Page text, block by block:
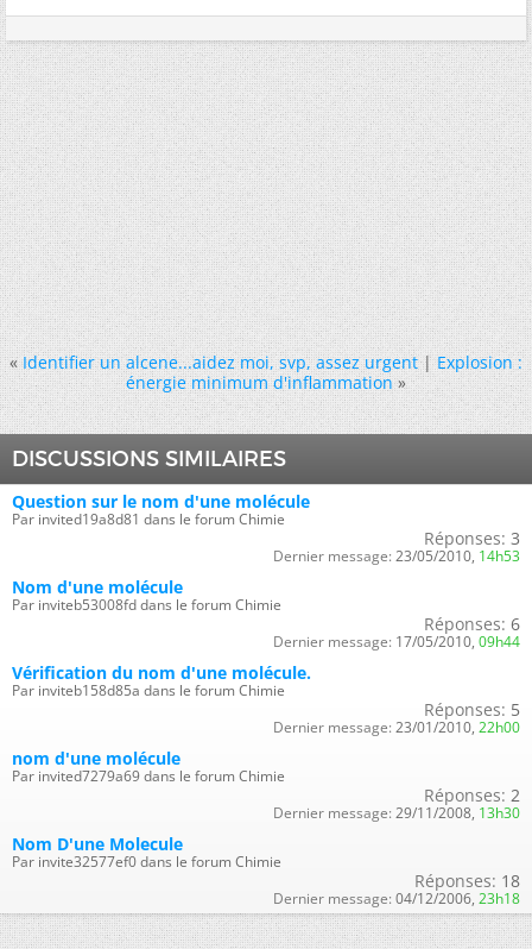
« Identifier un alcene...aidez moi, svp, assez urgent|Explosion :
énergie minimum d'inflammation »
DISCUSSIONS SIMILAIRES
Question sur le nom d'une molécule
Par invited19a8d81 dans le forum Chimie
Réponses: 3
Dernier message: 23/05/2010, 14h53
Nom d'une molécule
Par inviteb53008fd dans le forum Chimie
Réponses: 6
Dernier message: 17/05/2010, 09h44
Vérification du nom d'une molécule.
Par inviteb158d85a dans le forum Chimie
Réponses: 5
Dernier message: 23/01/2010, 22h00
nom d'une molécule
Par invited7279a69 dans le forum Chimie
Réponses: 2
Dernier message: 29/11/2008, 13h30
Nom D'une Molecule
Par invite32577ef0 dans le forum Chimie
Réponses: 18
Dernier message: 04/12/2006, 23h18